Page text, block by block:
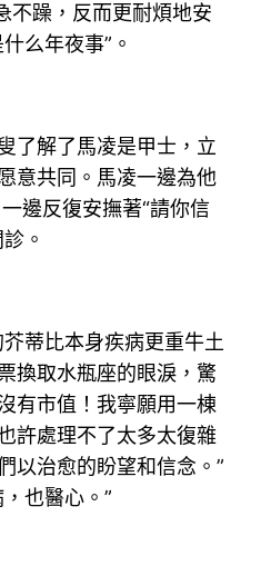
不躁，反而更耐煩地安
么年夜事”。
解了馬凌是甲士，立
意共同。馬凌一邊為他
邊反復安撫著“請你信
。
蒂比本身疾病更重牛土
換取水瓶座的眼淚，驚
有市值！我寧願用一棟
許處理不了太多太復雜
以治愈的盼望和信念。”
也醫心。”